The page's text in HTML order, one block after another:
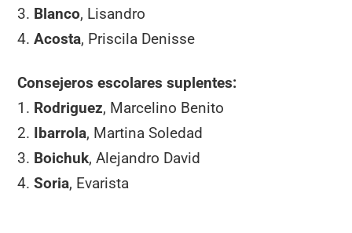
3. Blanco, Lisandro
4.Acosta, Priscila Denisse
Consejeros escolares suplentes:
1. Rodriguez, Marcelino Benito
2. Ibarrola, Martina Soledad
3. Boichuk, Alejandro David
4.Soria, Evarista